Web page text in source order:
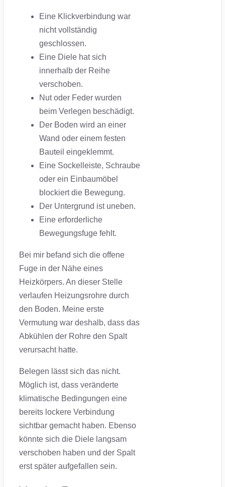
Eine Klickverbindung war
nicht vollständig
geschlossen.
Eine Diele hat sich
innerhalb der Reihe
verschoben.
Nut oder Feder wurden
beim Verlegen beschädigt.
Der Boden wird an einer
Wand oder einem festen
Bauteil eingeklemmt.
Eine Sockelleiste, Schraube
oder ein Einbaumöbel
blockiert die Bewegung.
Der Untergrund ist uneben.
Eine erforderliche
Bewegungsfuge fehlt.
Bei mir befand sich die offene
Fuge in der Nähe eines
Heizkörpers. An dieser Stelle
verlaufen Heizungsrohre durch
den Boden. Meine erste
Vermutung war deshalb, dass das
Abkühlen der Rohre den Spalt
verursacht hatte.
Belegen lässt sich das nicht.
Möglich ist, dass veränderte
klimatische Bedingungen eine
bereits lockere Verbindung
sichtbar gemacht haben. Ebenso
könnte sich die Diele langsam
verschoben haben und der Spalt
erst später aufgefallen sein.